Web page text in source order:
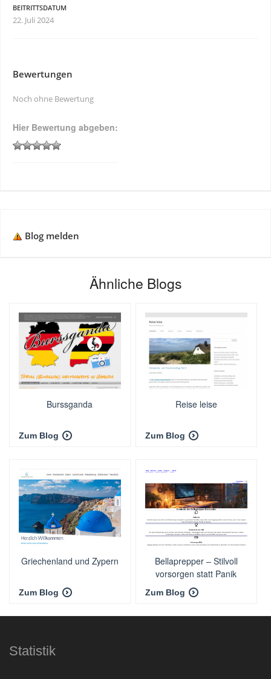
BEITRITTSDATUM
22. Juli 2024
Bewertungen
Noch ohne Bewertung
Hier Bewertung abgeben:
Blog melden
Ähnliche Blogs
Burssganda
Zum Blog
Reise leise
Zum Blog
Griechenland und Zypern
Zum Blog
Bellaprepper – Stilvoll
vorsorgen statt Panik
schieben
Zum Blog
Statistik